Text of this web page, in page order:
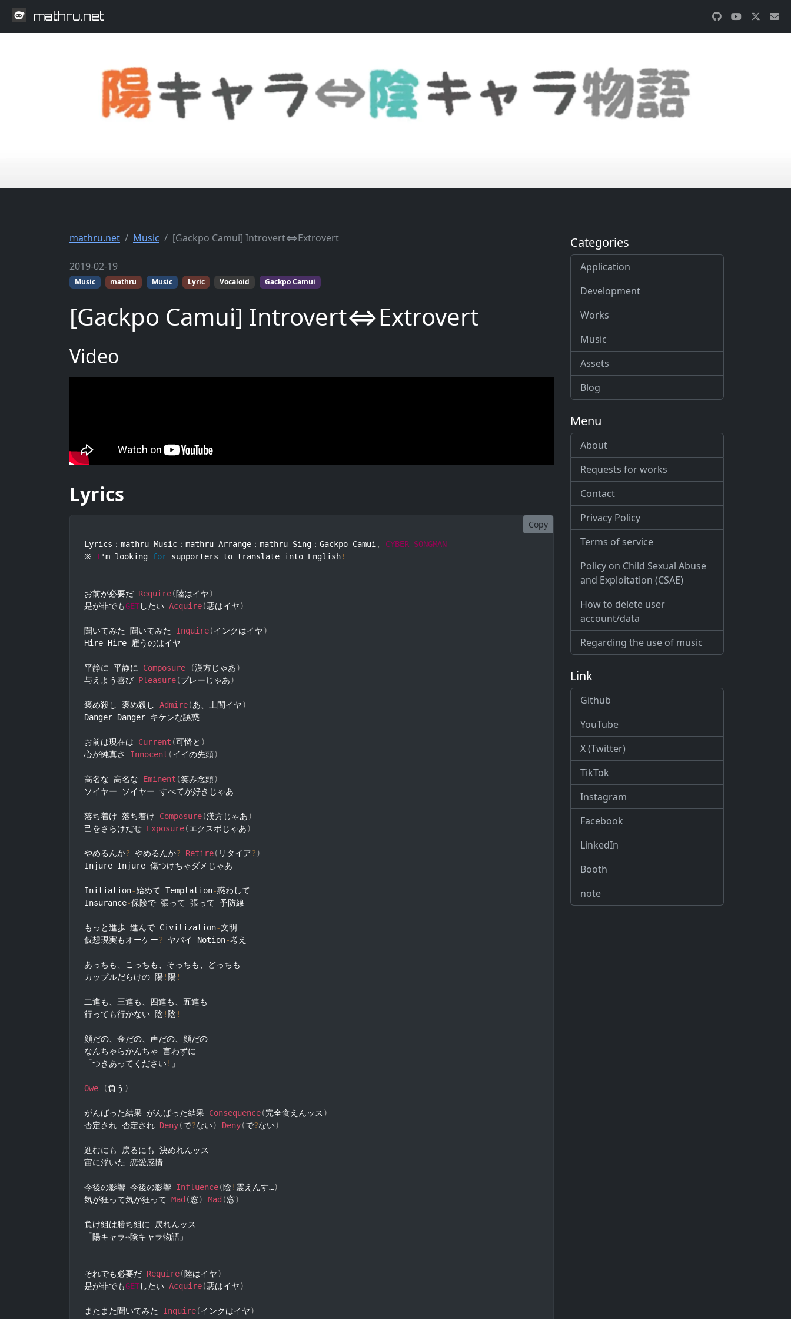
mathru.net
mathru.net Music [Gackpo Camui] Introvert⇔Extrovert
2019-02-19
Music mathru Music Lyric Vocaloid Gackpo Camui
[Gackpo Camui] Introvert⇔Extrovert
Video
Lyrics
Copy
Lyrics：mathru Music：mathru Arrange：mathru Sing：Gackpo Camui, CYBER SONGMAN
※ I 'm looking for supporters to translate into English!
お前が必要だ Require(陸はイヤ)
是が非でもGETしたい Acquire(悪はイヤ)
聞いてみた 聞いてみた Inquire(インクはイヤ)
Hire Hire 雇うのはイヤ
平静に 平静に Composure (漢方じゃあ)
与えよう喜び Pleasure(プレーじゃあ)
褒め殺し 褒め殺し Admire(あ、土間イヤ)
Danger Danger キケンな誘惑
お前は現在は Current (可憐と )
心が純真さ Innocent (イイの先頭)
高名な 高名な Eminent (笑み念頭)
ソイヤー ソイヤー すべてが好きじゃあ
落ち着け 落ち着け Composure(漢方じゃあ)
己をさらけだせ Exposure(エクスポじゃあ)
やめるんか? やめるんか? Retire( リタイア?)
Injure Injure 傷つけちゃダメじゃあ
Initiation-始めて Temptation-惑わして
Insurance-保険で 張って 張って 予防線
もっと進歩 進んで Civilization-文明
仮想現実もオーケー? ヤバイ Notion-考え
あっちも、こっちも、そっちも、どっちも
カップルだらけの 陽! 陽!
二進も、三進も、四進も、五進も
行っても行かない 陰 ! 陰 !
顔だの、金だの、声だの、顔だの
なんちゃらかんちゃ 言わずに
「つきあってください! 」
Owe (負う )
がんばった結果 がんばった結果 Consequence(完全食えんッス )
否定され 否定され Deny(で?ない) Deny(で?ない)
進むにも 戻るにも 決めれんッス
宙に浮いた 恋愛感情
今後の影響 今後の影響 Influence(陰 ! 震えんす…)
気が狂って気が狂って Mad (窓) Mad (窓)
負け組は勝ち組に 戻れんッス
「陽キャラ⇔陰キャラ物語」
それでも必要だ Require(陸はイヤ)
是が非でもGETしたい Acquire(悪はイヤ)
またまた聞いてみた Inquire(インクはイヤ)
Categories
Application
Development
Works
Music
Assets
Blog
Menu
About
Requests for works
Contact
Privacy Policy
Terms of service
Policy on Child Sexual Abuse
and Exploitation (CSAE)
How to delete user
account/data
Regarding the use of music
Link
Github
YouTube
X (Twitter)
TikTok
Instagram
Facebook
LinkedIn
Booth
note